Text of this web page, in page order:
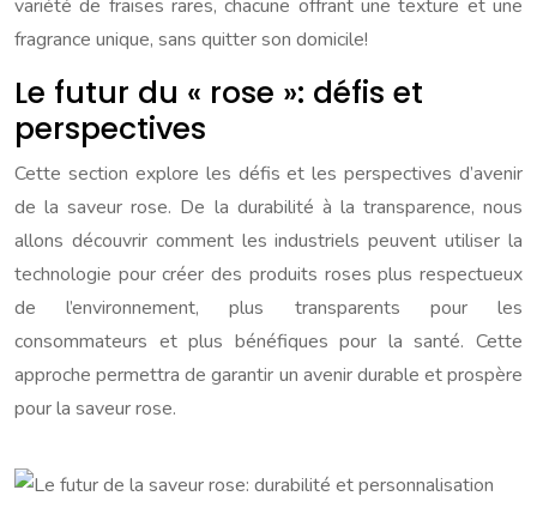
variété de fraises rares, chacune offrant une texture et une
fragrance unique, sans quitter son domicile!
Le futur du « rose »: défis et
perspectives
Cette section explore les défis et les perspectives d’avenir
de la saveur rose. De la durabilité à la transparence, nous
allons découvrir comment les industriels peuvent utiliser la
technologie pour créer des produits roses plus respectueux
de l’environnement, plus transparents pour les
consommateurs et plus bénéfiques pour la santé. Cette
approche permettra de garantir un avenir durable et prospère
pour la saveur rose.